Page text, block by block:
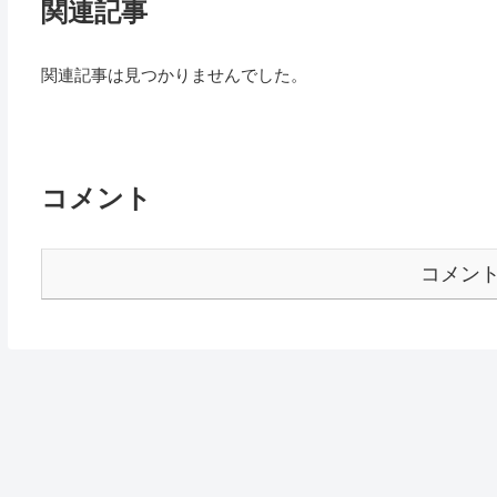
関連記事
関連記事は見つかりませんでした。
コメント
コメン